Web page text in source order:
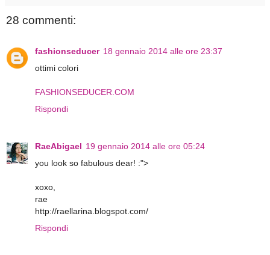
28 commenti:
fashionseducer 18 gennaio 2014 alle ore 23:37
ottimi colori
FASHIONSEDUCER.COM
Rispondi
RaeAbigael 19 gennaio 2014 alle ore 05:24
you look so fabulous dear! :">
xoxo,
rae
http://raellarina.blogspot.com/
Rispondi